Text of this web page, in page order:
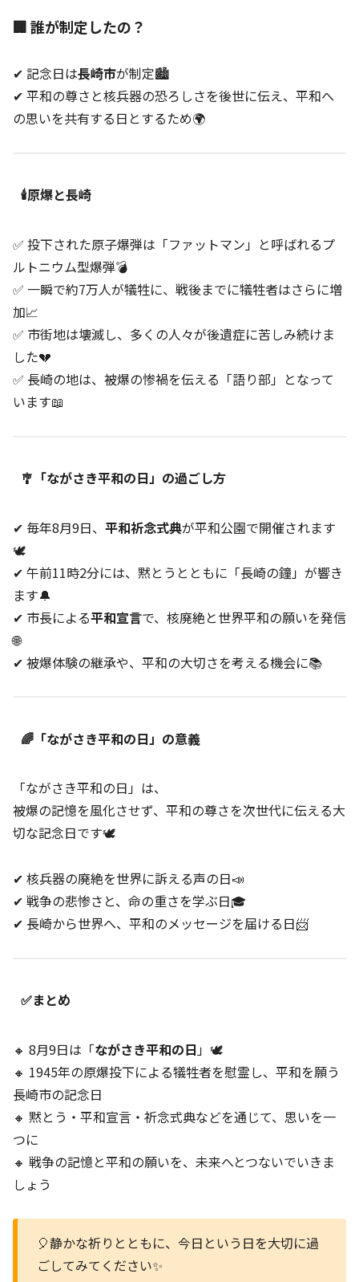
🏢 誰が制定したの？
✔ 記念日は長崎市が制定🏙️
✔ 平和の尊さと核兵器の恐ろしさを後世に伝え、平和へ
の思いを共有する日とするため🌍
🕯️原爆と長崎
✅ 投下された原子爆弾は「ファットマン」と呼ばれるプ
ルトニウム型爆弾💣
✅ 一瞬で約7万人が犠牲に、戦後までに犠牲者はさらに増
加📈
✅ 市街地は壊滅し、多くの人々が後遺症に苦しみ続けま
した💔
✅ 長崎の地は、被爆の惨禍を伝える「語り部」となって
います📖
🎐「ながさき平和の日」の過ごし方
✔ 毎年8月9日、 平和祈念式典が平和公園で開催されます
🕊️
✔ 午前11時2分には、黙とうとともに「長崎の鐘」が響き
ます🔔
✔ 市長による平和宣言で、核廃絶と世界平和の願いを発信
🌐
✔ 被爆体験の継承や、平和の大切さを考える機会に📚
🌈「ながさき平和の日」の意義
「ながさき平和の日」は、
被爆の記憶を風化させず、平和の尊さを次世代に伝える大
切な記念日です🕊️
✔ 核兵器の廃絶を世界に訴える声の日📣
✔ 戦争の悲惨さと、命の重さを学ぶ日🎓
✔ 長崎から世界へ、平和のメッセージを届ける日📨
✅まとめ
🔸 8月9日は「ながさき平和の日」🕊️
🔸 1945年の原爆投下による犠牲者を慰霊し、平和を願う
長崎市の記念日
🔸 黙とう・平和宣言・祈念式典などを通じて、思いを一
つに
🔸 戦争の記憶と平和の願いを、未来へとつないでいきま
しょう
🎈静かな祈りとともに、今日という日を大切に過
ごしてみてください✨